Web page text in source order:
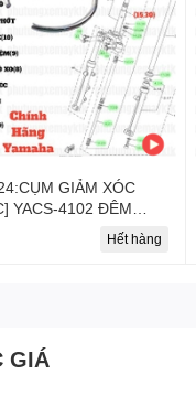
GIẢM XÓC
YACS-4102 ĐÊM
XÓC EX15 (15-18)
[Yamaha], EX155
Hết hàng
GIÁ